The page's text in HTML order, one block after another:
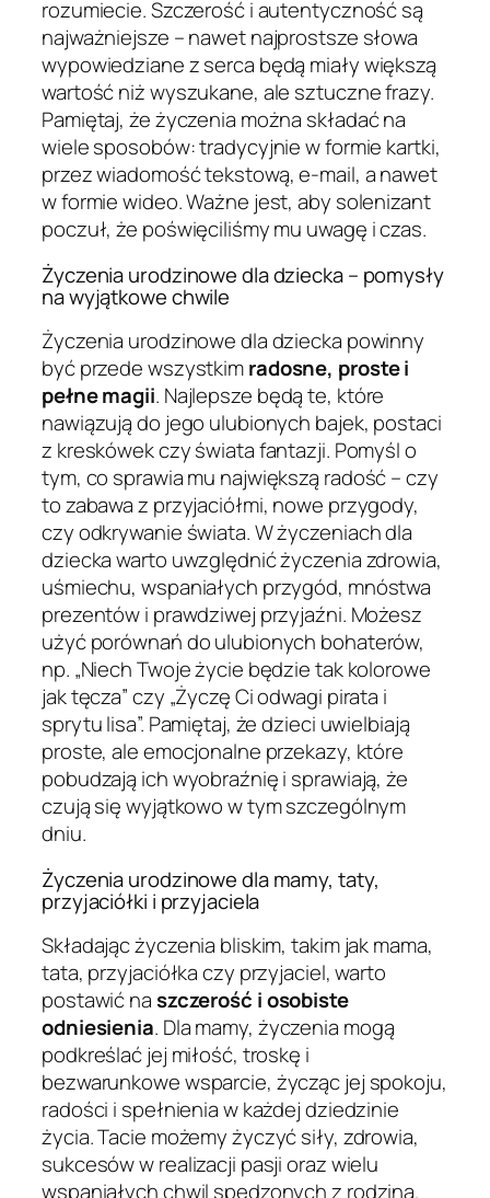
rozumiecie. Szczerość i autentyczność są
najważniejsze – nawet najprostsze słowa
wypowiedziane z serca będą miały większą
wartość niż wyszukane, ale sztuczne frazy.
Pamiętaj, że życzenia można składać na
wiele sposobów: tradycyjnie w formie kartki,
przez wiadomość tekstową, e-mail, a nawet
w formie wideo. Ważne jest, aby solenizant
poczuł, że poświęciliśmy mu uwagę i czas.
Życzenia urodzinowe dla dziecka – pomysły
na wyjątkowe chwile
Życzenia urodzinowe dla dziecka powinny
być przede wszystkimradosne, proste i
pełne magii. Najlepsze będą te, które
nawiązują do jego ulubionych bajek, postaci
z kreskówek czy świata fantazji. Pomyśl o
tym, co sprawia mu największą radość – czy
to zabawa z przyjaciółmi, nowe przygody,
czy odkrywanie świata. W życzeniach dla
dziecka warto uwzględnić życzenia zdrowia,
uśmiechu, wspaniałych przygód, mnóstwa
prezentów i prawdziwej przyjaźni. Możesz
użyć porównań do ulubionych bohaterów,
np. „Niech Twoje życie będzie tak kolorowe
jak tęcza” czy „Życzę Ci odwagi pirata i
sprytu lisa”. Pamiętaj, że dzieci uwielbiają
proste, ale emocjonalne przekazy, które
pobudzają ich wyobraźnię i sprawiają, że
czują się wyjątkowo w tym szczególnym
dniu.
Życzenia urodzinowe dla mamy, taty,
przyjaciółki i przyjaciela
Składając życzenia bliskim, takim jak mama,
tata, przyjaciółka czy przyjaciel, warto
postawić naszczerość i osobiste
odniesienia. Dla mamy, życzenia mogą
podkreślać jej miłość, troskę i
bezwarunkowe wsparcie, życząc jej spokoju,
radości i spełnienia w każdej dziedzinie
życia. Tacie możemy życzyć siły, zdrowia,
sukcesów w realizacji pasji oraz wielu
wspaniałych chwil spędzonych z rodziną.